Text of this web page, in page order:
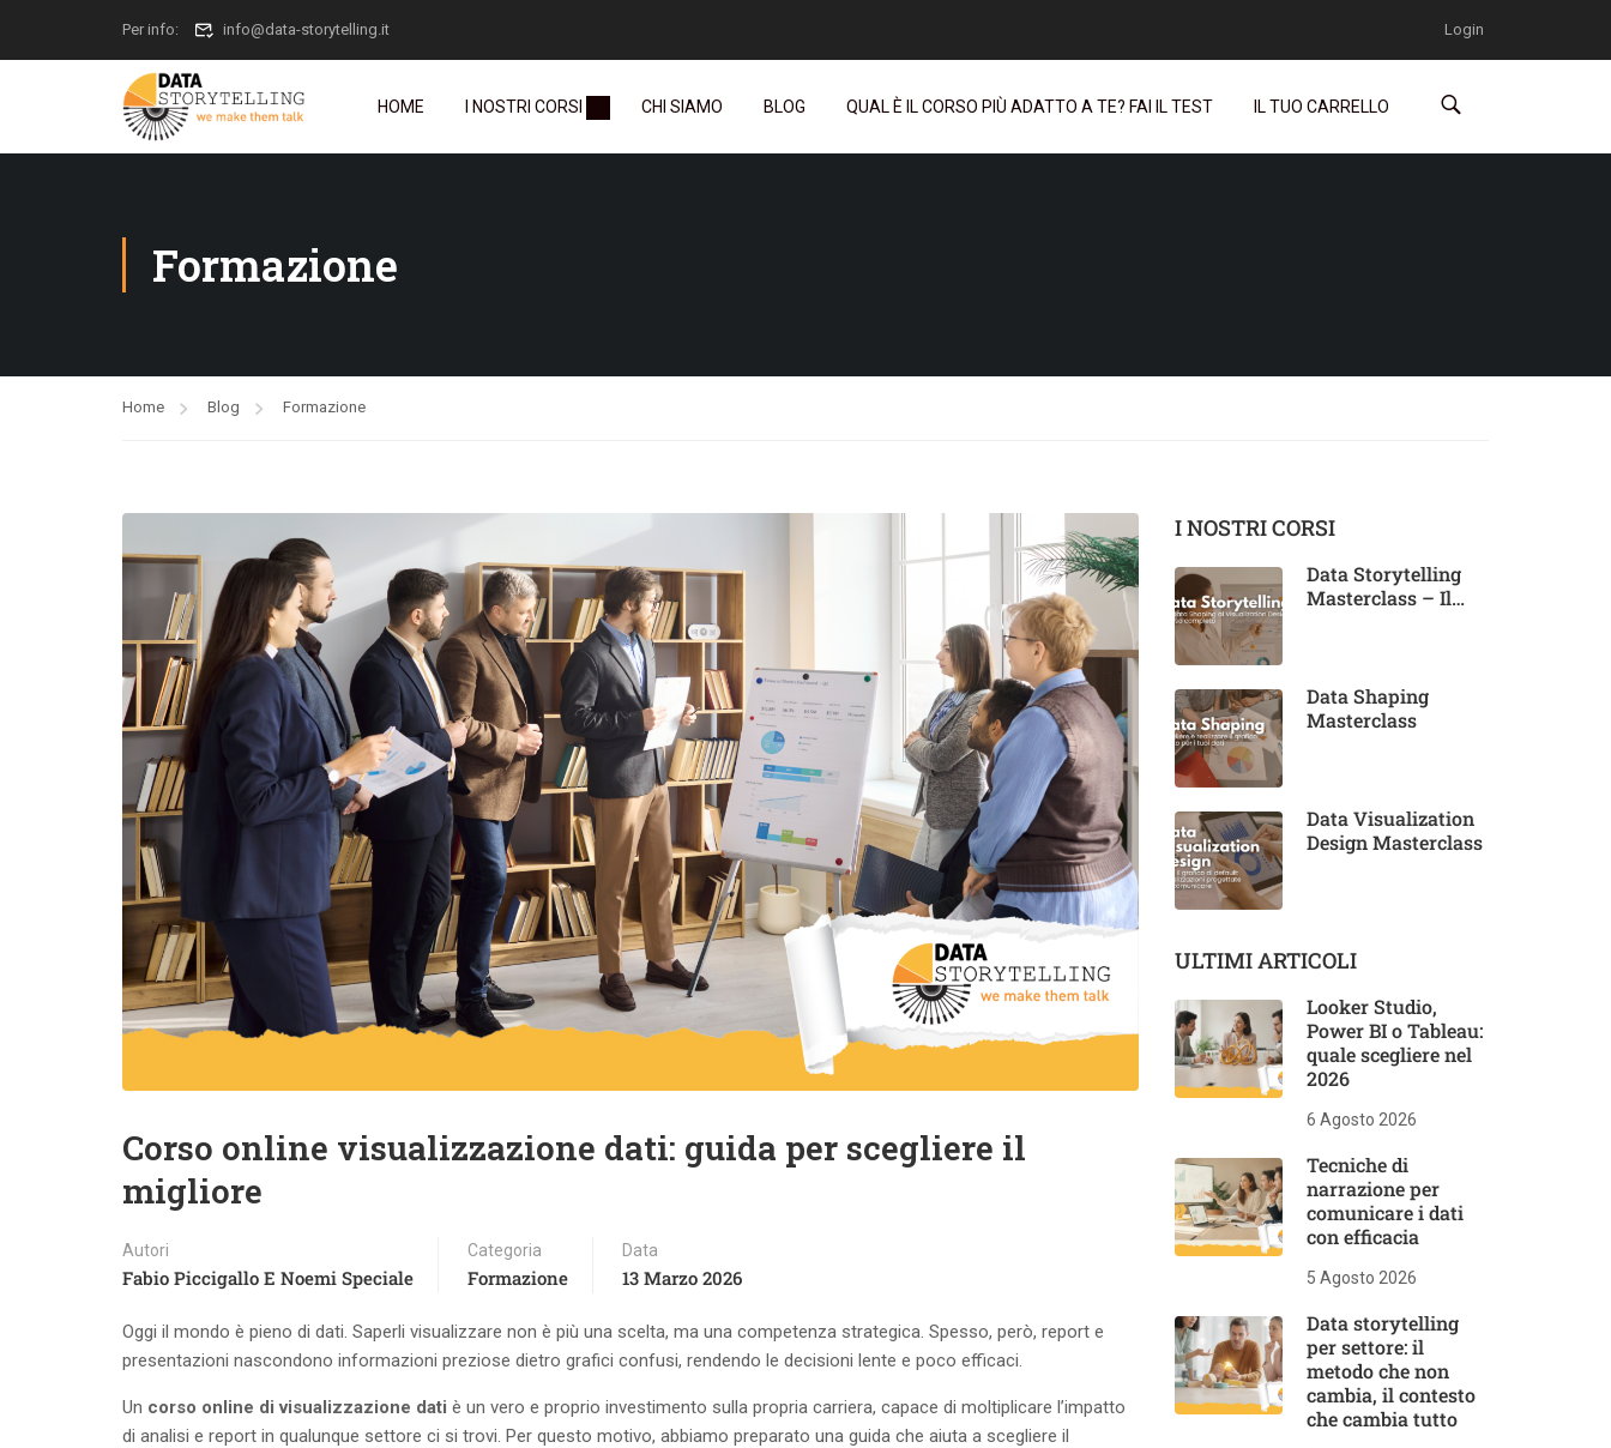
Per info: info@data-storytelling.it Login
HOME I NOSTRI CORSI CHI SIAMO BLOG QUAL È IL CORSO PIÙ ADATTO A TE? FAI IL TEST IL TUO CARRELLO
Formazione
Home Blog Formazione
Corso online visualizzazione dati: guida per scegliere il
migliore
Autori
Fabio Piccigallo E Noemi Speciale
Categoria
Formazione
Data
13 Marzo 2026
Oggi il mondo è pieno di dati. Saperli visualizzare non è più una scelta, ma una competenza strategica. Spesso, però, report e
presentazioni nascondono informazioni preziose dietro grafici confusi, rendendo le decisioni lente e poco efficaci.
Un corso online di visualizzazione dati è un vero e proprio investimento sulla propria carriera, capace di moltiplicare l’impatto
di analisi e report in qualunque settore ci si trovi. Per questo motivo, abbiamo preparato una guida che aiuta a scegliere il
I NOSTRI CORSI
Data Storytelling
Masterclass – Il
Data Shaping
Masterclass
Data Visualization
Design Masterclass
ULTIMI ARTICOLI
Looker Studio,
Power BI o Tableau:
quale scegliere nel
2026
6 Agosto 2026
Tecniche di
narrazione per
comunicare i dati
con efficacia
5 Agosto 2026
Data storytelling
per settore: il
metodo che non
cambia, il contesto
che cambia tutto